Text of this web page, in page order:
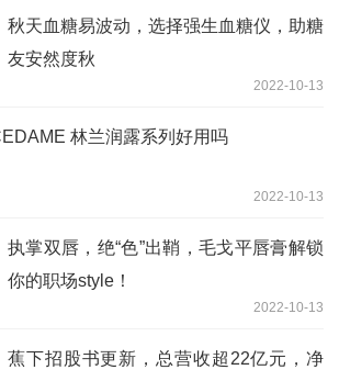
秋天血糖易波动，选择强生血糖仪，助糖
友安然度秋
2022-10-13
林兰润露系列好用吗
2022-10-13
执掌双唇，绝“色”出鞘，毛戈平唇膏解锁
你的职场style！
2022-10-13
蕉下招股书更新，总营收超22亿元，净